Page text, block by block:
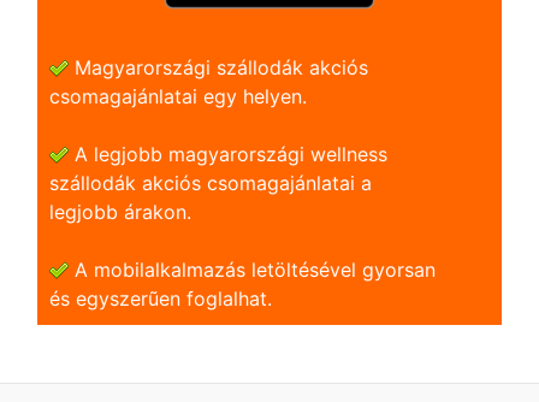
Magyarországi szállodák akciós
csomagajánlatai egy helyen.
A legjobb magyarországi wellness
szállodák akciós csomagajánlatai a
legjobb árakon.
A mobilalkalmazás letöltésével gyorsan
és egyszerũen foglalhat.